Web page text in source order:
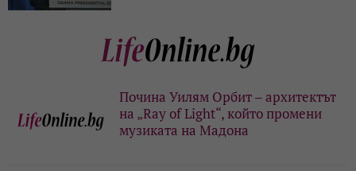
Почина Уилям Орбит – архитектът
на „Ray of Light“, който промени
музиката на Мадона